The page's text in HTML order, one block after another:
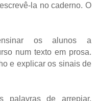
la no caderno. O
os alunos a
num texto em prosa.
e explicar os sinais de
palavras de arrepiar,